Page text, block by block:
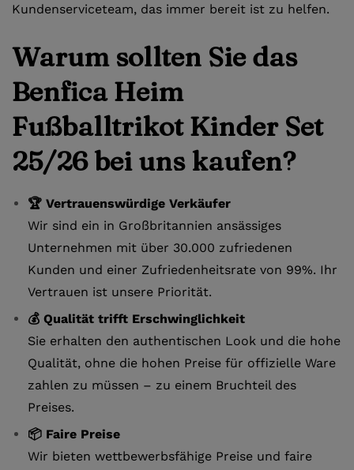
Kundenserviceteam, das immer bereit ist zu helfen.
Warum sollten Sie das
Benfica Heim
Fußballtrikot Kinder Set
25/26 bei uns kaufen?
🏆 Vertrauenswürdige Verkäufer
Wir sind ein in Großbritannien ansässiges
Unternehmen mit über 30.000 zufriedenen
Kunden und einer Zufriedenheitsrate von 99%. Ihr
Vertrauen ist unsere Priorität.
💰 Qualität trifft Erschwinglichkeit
Sie erhalten den authentischen Look und die hohe
Qualität, ohne die hohen Preise für offizielle Ware
zahlen zu müssen – zu einem Bruchteil des
Preises.
📦 Faire Preise
Wir bieten wettbewerbsfähige Preise und faire